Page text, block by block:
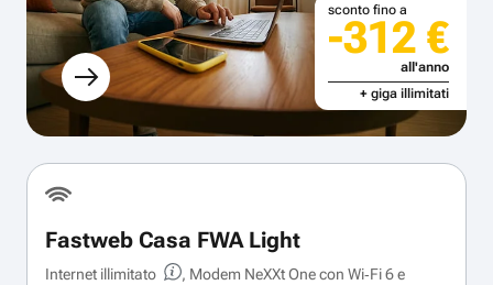
sconto fino a
-312 €
all'anno
+ giga illimitati
Fastweb Casa FWA Light
Internet illimitato
, Modem NeXXt One con Wi‑Fi 6 e